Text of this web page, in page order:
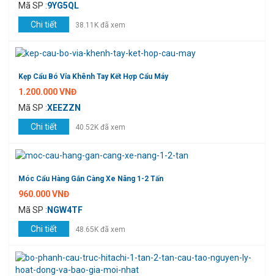
Mã SP :9YG5QL
Chi tiết
38.11K đã xem
Kẹp Cẩu Bó Vỉa Khênh Tay Kết Hợp Cẩu Máy
1.200.000 VNĐ
Mã SP :XEEZZN
Chi tiết
40.52K đã xem
Móc Cẩu Hàng Gắn Càng Xe Nâng 1-2 Tấn
960.000 VNĐ
Mã SP : NGW4TF
Chi tiết
48.65K đã xem